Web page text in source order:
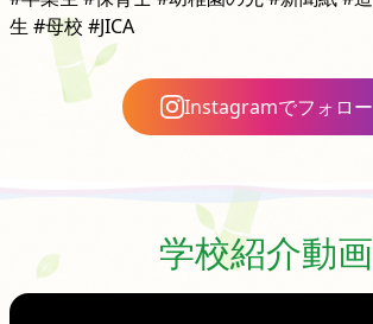
Instagramでフォロー
学校紹介動画